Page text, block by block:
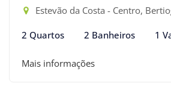
Estevão da Costa - Centro,
2 Quartos 2 Banheiros 1
Mais informações